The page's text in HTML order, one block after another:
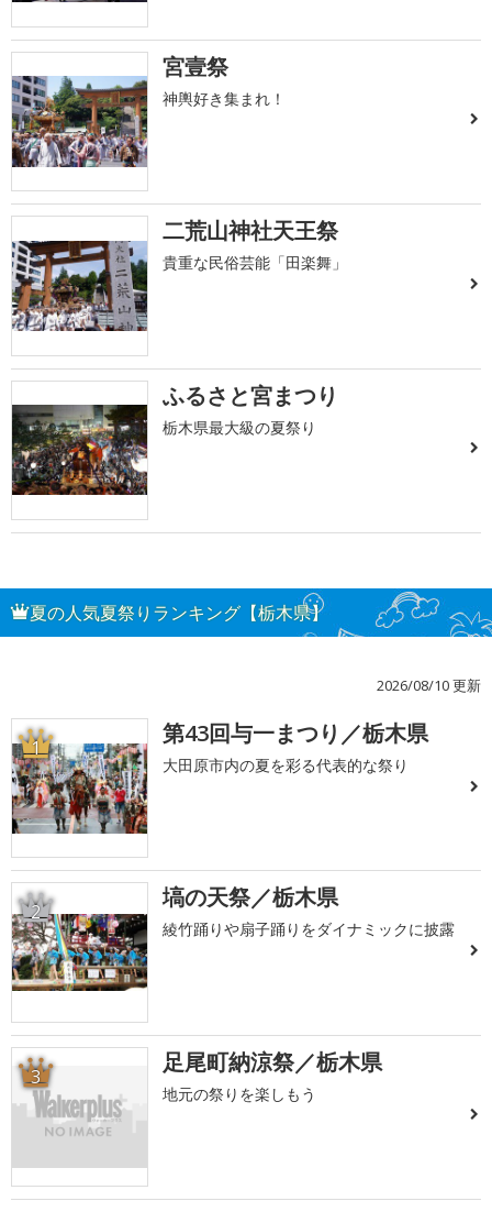
宮壹祭
神輿好き集まれ！
二荒山神社天王祭
貴重な民俗芸能「田楽舞」
ふるさと宮まつり
栃木県最大級の夏祭り
夏の人気夏祭りランキング【栃木県】
2026/08/10 更新
1 第43回与一まつり／栃木県
大田原市内の夏を彩る代表的な祭り
2 塙の天祭／栃木県
綾竹踊りや扇子踊りをダイナミックに披露
3 足尾町納涼祭／栃木県
地元の祭りを楽しもう